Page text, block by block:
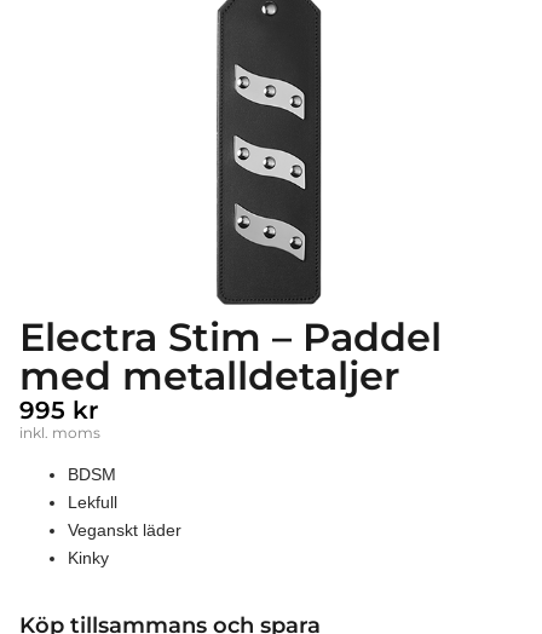
Electra Stim – Paddel
med metalldetaljer
995 kr
inkl. moms
BDSM
Lekfull
Veganskt läder
Kinky
Köp tillsammans och spara